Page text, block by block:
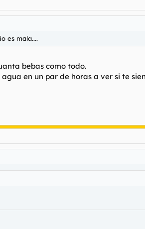
es mala....
bebas como todo.
en un par de horas a ver si te